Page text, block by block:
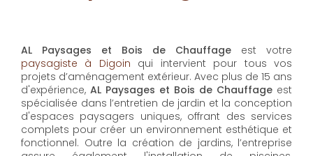
AL Paysages et Bois de Chauffage est votre
paysagiste à Digoin qui intervient pour tous vos
projets d’aménagement extérieur. Avec plus de 15 ans
d'expérience, AL Paysages et Bois de Chauffage est
spécialisée dans l’entretien de jardin et la conception
d'espaces paysagers uniques, offrant des services
complets pour créer un environnement esthétique et
fonctionnel. Outre la création de jardins, l’entreprise